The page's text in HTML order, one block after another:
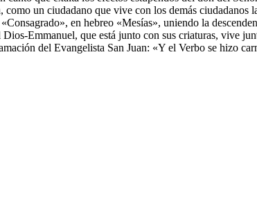
como un ciudadano que vive con los demás
en hebreo «Mesías», uniendo la
Emmanuel, que está junto con sus criaturas, vive
del Evangelista San Juan: «Y el Verbo se hizo